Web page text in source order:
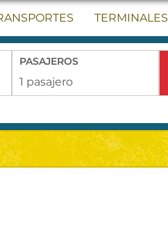
TERMINALES
PASAJEROS